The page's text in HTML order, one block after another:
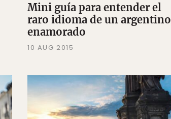
Mini guía para entender el
raro idioma de un argentino
enamorado
10 AUG 2015